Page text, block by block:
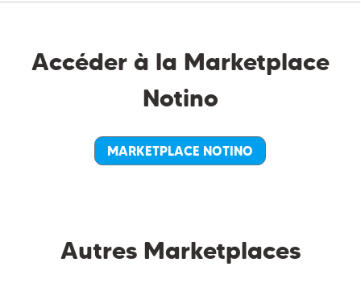
Accéder à la Marketplace
Notino
MARKETPLACE NOTINO
Autres Marketplaces